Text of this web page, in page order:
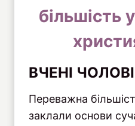
більшість
ВЧЕНІ
Переважна
заклали основи